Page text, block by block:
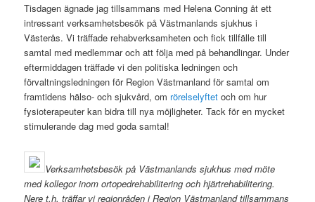
Tisdagen ägnade jag tillsammans med Helena Conning åt ett
intressant verksamhetsbesök på Västmanlands sjukhus i
Västerås. Vi träffade rehabverksamheten och fick tillfälle till
samtal med medlemmar och att följa med på behandlingar. Under
eftermiddagen träffade vi den politiska ledningen och
förvaltningsledningen för Region Västmanland för samtal om
framtidens hälso- och sjukvård, om rörelselyftet och om hur
fysioterapeuter kan bidra till nya möjligheter. Tack för en mycket
stimulerande dag med goda samtal!
Verksamhetsbesök på Västmanlands sjukhus med möte
med kollegor inom ortopedrehabilitering och hjärtrehabilitering.
Nere t.h. träffar vi regionråden i Region Västmanland tillsammans